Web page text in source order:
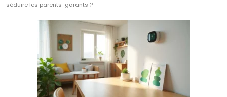
séduire les parents-garants ?